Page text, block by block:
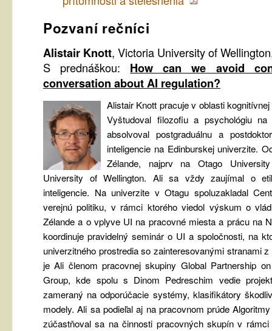
Pozvaní rečníci
Alistair Knott, Victoria University of
S prednáškou: How can we avoid
conversation about AI regulation?
Alistair Knott pracuje v oblasti
Vyštudoval filozofiu a psychológiu
absolvoval postgraduálnu a
inteligencie na Edinburskej univerzite.
Zélande, najprv na Otago
University of Wellington. Ali sa vždy zaujímal o
inteligencie. Na univerzite v Otagu spoluzakladal
verejnú politiku, v rámci ktorého viedol výskum o
Zélande a o vplyve UI na pracovné miesta a prácu na
koordinuje pravidelný seminár o UI a spoločnosti, na
univerzitného prostredia so zainteresovanými stranami
je Ali členom pracovnej skupiny Global Partnership
Group, kde spolu s Dinom Pedreschim vedie
zameraný na odporúčacie systémy, klasifikátory
modely. Ali sa podieľal aj na pracovnom prúde
zúčastňoval sa na činnosti pracovných skupín v rámci